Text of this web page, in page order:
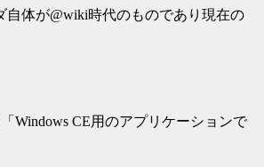
体が@wiki時代のものであり現在の
Windows CE用のアプリケーションで